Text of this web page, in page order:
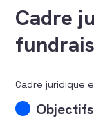
Cadre
Cadre juridique